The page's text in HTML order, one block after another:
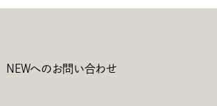
NEWへのお問い合わせ